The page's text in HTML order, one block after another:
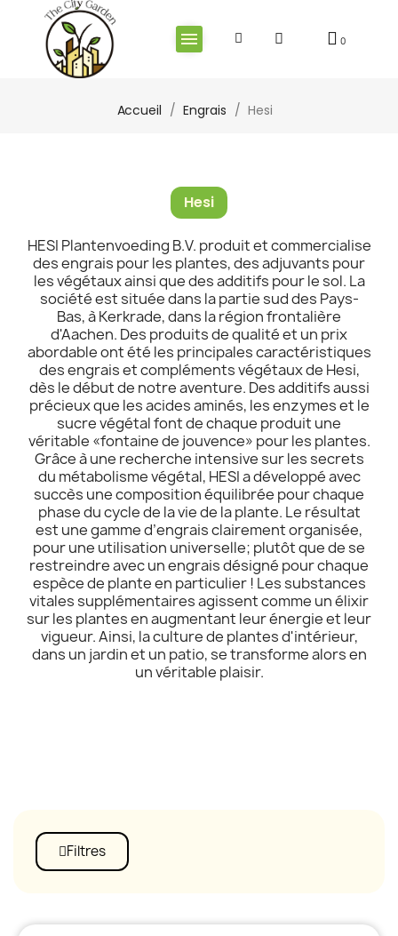
Accueil Engrais Hesi
Hesi
HESI Plantenvoeding B.V. produit et commercialise
des engrais pour les plantes, des adjuvants pour
les végétaux ainsi que des additifs pour le sol. La
société est située dans la partie sud des Pays-
Bas, à Kerkrade, dans la région frontalière
d'Aachen. Des produits de qualité et un prix
abordable ont été les principales caractéristiques
des engrais et compléments végétaux de Hesi,
dès le début de notre aventure. Des additifs aussi
précieux que les acides aminés, les enzymes et le
sucre végétal font de chaque produit une
véritable «fontaine de jouvence» pour les plantes.
Grâce à une recherche intensive sur les secrets
du métabolisme végétal, HESI a développé avec
succès une composition équilibrée pour chaque
phase du cycle de la vie de la plante. Le résultat
est une gamme d’engrais clairement organisée,
pour une utilisation universelle; plutôt que de se
restreindre avec un engrais désigné pour chaque
espèce de plante en particulier ! Les substances
vitales supplémentaires agissent comme un élixir
sur les plantes en augmentant leur énergie et leur
vigueur. Ainsi, la culture de plantes d'intérieur,
dans un jardin et un patio, se transforme alors en
un véritable plaisir.
Filtres